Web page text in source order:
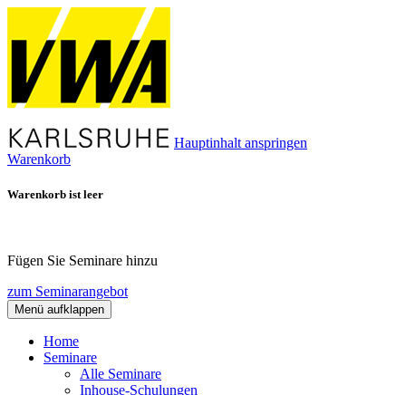
Hauptinhalt anspringen
Warenkorb
Warenkorb ist leer
Fügen Sie Seminare hinzu
zum Seminarangebot
Menü aufklappen
Home
Seminare
Alle Seminare
Inhouse-Schulungen